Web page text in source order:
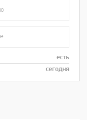
есть
сегодня